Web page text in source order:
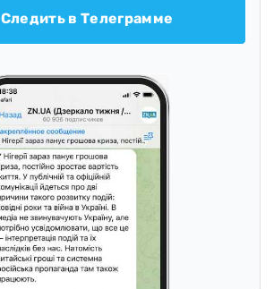
Следить в Телеграмме